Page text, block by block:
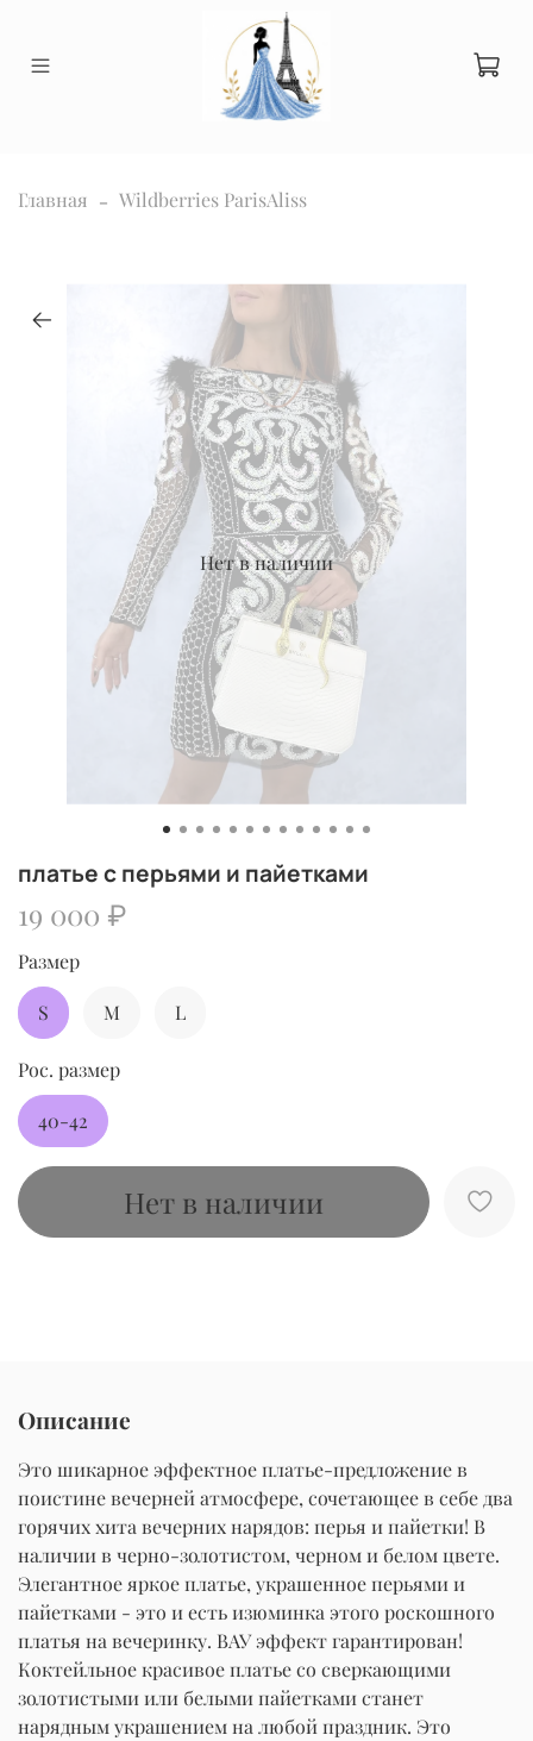
Главная Wildberries ParisAliss
Нет в наличии
платье с перьями и пайетками
19 000 ₽
Нет в наличии
Размер
S M L
Рос. размер
40-42
Описание
Это шикарное эффектное платье-предложение в
поистине вечерней атмосфере, сочетающее в себе два
горячих хита вечерних нарядов: перья и пайетки! В
наличии в черно-золотистом, черном и белом цвете.
Элегантное яркое платье, украшенное перьями и
пайетками - это и есть изюминка этого роскошного
платья на вечеринку. ВАУ эффект гарантирован!
Коктейльное красивое платье со сверкающими
золотистыми или белыми пайетками станет
нарядным украшением на любой праздник. Это